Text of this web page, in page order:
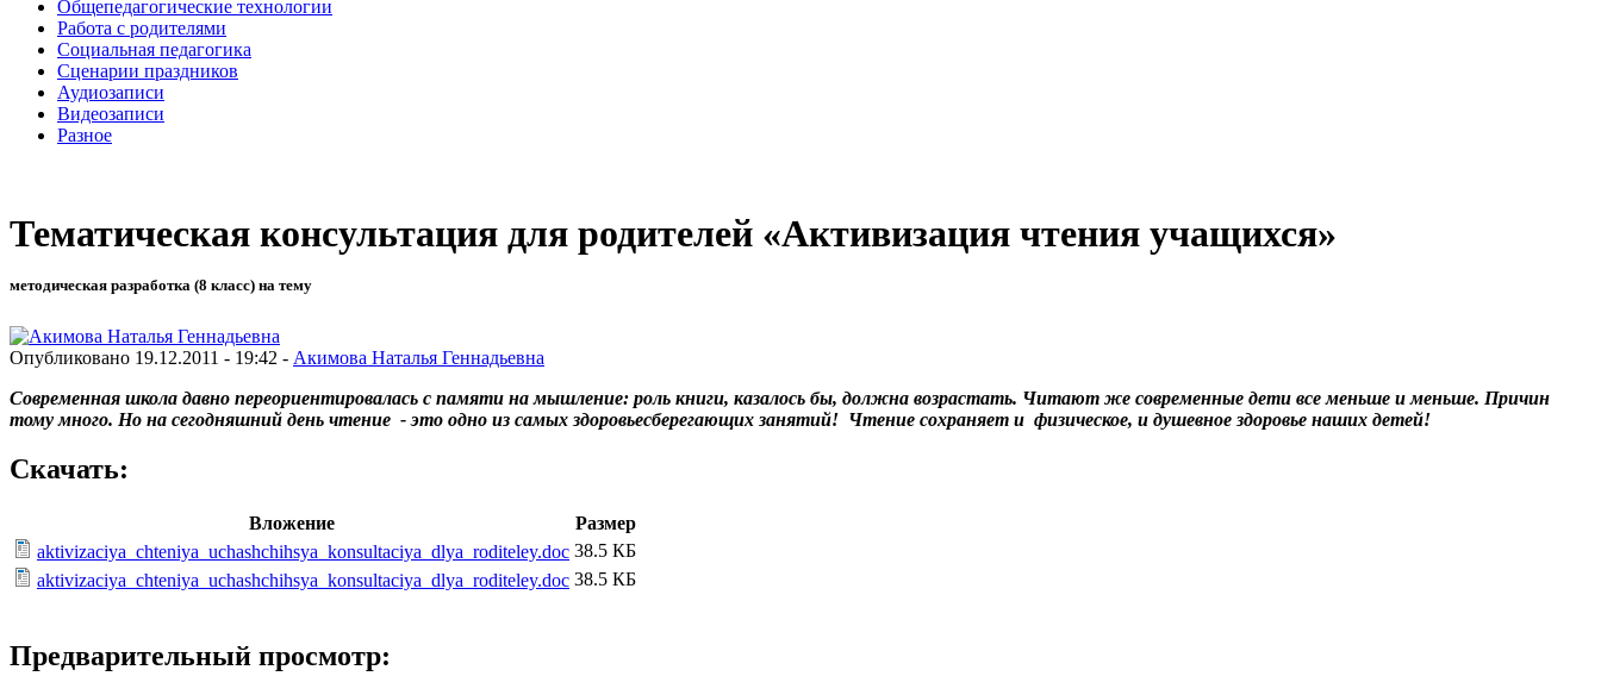
Общепедагогические технологии
Работа с родителями
Социальная педагогика
Сценарии праздников
Аудиозаписи
Видеозаписи
Разное
Тематическая консультация для родителей «Активизация чтения учащихся»
методическая разработка (8 класс) на тему
Опубликовано 19.12.2011 - 19:42 - Акимова Наталья Геннадьевна
Современная школа давно переориентировалась с памяти на мышление: роль книги, казалось бы, должна возрастать. Читают же современные дети все меньше и меньше. Причин
тому много. Но на сегодняшний день чтение - это одно из самых здоровьесберегающих занятий! Чтение сохраняет и физическое, и душевное здоровье наших детей!
Скачать:
Вложение
Размер
aktivizaciya_chteniya_uchashchihsya_konsultaciya_dlya_roditeley.doc 38.5 КБ
aktivizaciya_chteniya_uchashchihsya_konsultaciya_dlya_roditeley.doc 38.5 КБ
Предварительный просмотр: